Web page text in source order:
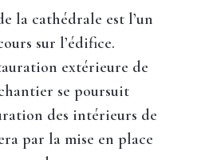
la cathédrale est l’un
sur l’édifice.
extérieure de
se poursuit
des intérieurs de
par la mise en place